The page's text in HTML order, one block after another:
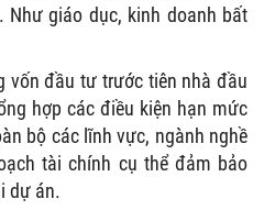
giáo dục, kinh doanh bất
vốn đầu tư trước tiên nhà đầu
hợp các điều kiện hạn mức
bộ các lĩnh vực, ngành nghề
tài chính cụ thể đảm bảo
dự án.